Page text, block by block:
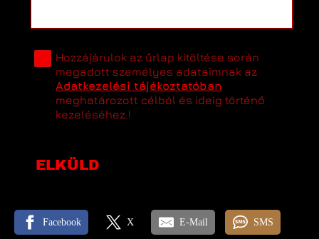
Hozzájárulok az űrlap kitöltése során
megadott személyes adataimnak az
Adatkezelési tájékoztatóban
meghatározott célból és ideig történő
kezeléséhez.!
ELKÜLD
Facebook X E-Mail SMS